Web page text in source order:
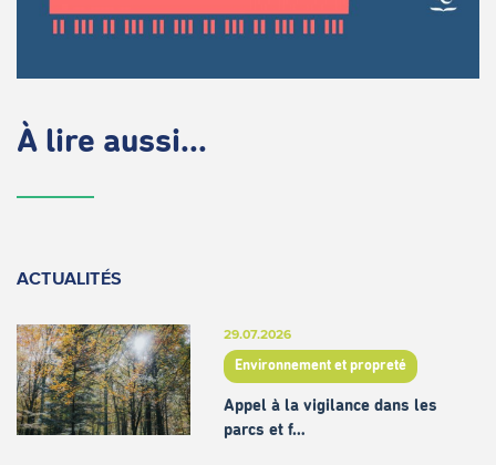
À lire aussi...
ACTUALITÉS
29.07.2026
Environnement et propreté
Appel à la vigilance dans les
parcs et f…